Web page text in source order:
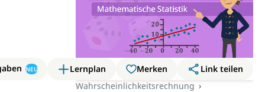
NEU Lernplan Merken
Link teilen
Wahrscheinlichkeitsrechnung